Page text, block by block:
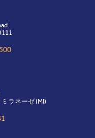
ラネーゼ (MI)